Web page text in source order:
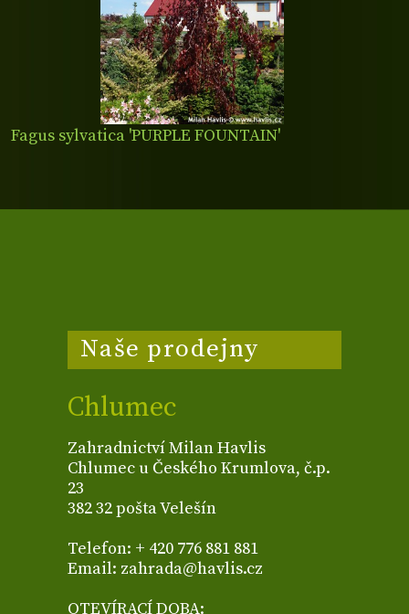
Fagus sylvatica 'PURPLE FOUNTAIN'
Naše prodejny
Chlumec
Zahradnictví Milan Havlis
Chlumec u Českého Krumlova, č.p.
23
382 32 pošta Velešín
Telefon: + 420 776 881 881
Email: zahrada@havlis.cz
OTEVÍRACÍ DOBA: